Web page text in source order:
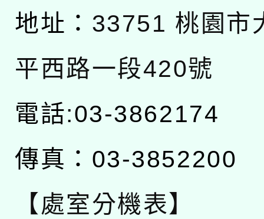
地址： 33751 桃園市
平西路一段420號
電話:03-3862174
傳真：03-3852200
【處室分機表】